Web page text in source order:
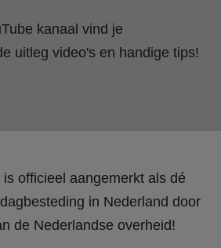
kanaal vind je
uitleg video's en handige tips!
officieel aangemerkt als dé
in Nederland door
de Nederlandse overheid!